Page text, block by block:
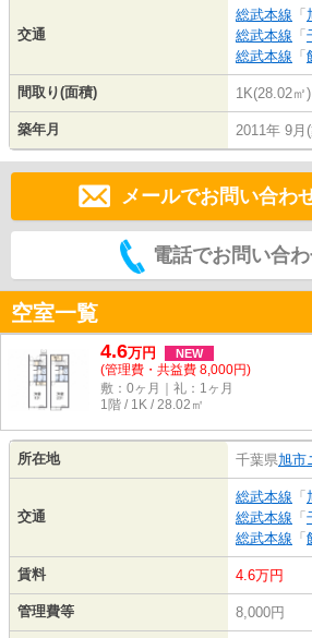
交通
総武本線 「
総武本線 「
総武本線 「
間取り(面積) 1K(28.02㎡)
築年月 2011年 9月
メールでお問い合わ
電話でお問い合
空室一覧
4.6万円 NEW
(管理費・共益費 8,000円)
敷：0ヶ月｜礼：1ヶ月
1階 / 1K / 28.02㎡
所在地 千葉県旭市
交通
総武本線 「
総武本線 「
総武本線 「
賃料 4.6万円
管理費等 8,000円